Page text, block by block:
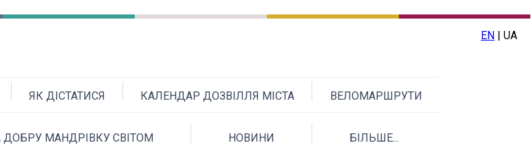
EN | UA
ЯК ДІСТАТИСЯ КАЛЕНДАР ДОЗВІЛЛЯ МІСТА ВЕЛОМАРШРУТИ
ДОБРУ МАНДРІВКУ СВІТОМ НОВИНИ БІЛЬШЕ...